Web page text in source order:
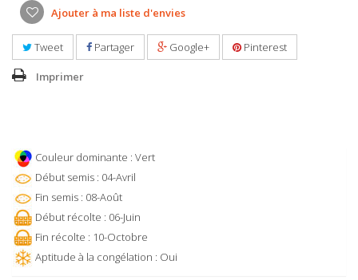
Ajouter à ma liste d'envies
Tweet Partager Google+ Pinterest
Imprimer
Couleur dominante : Vert
Début semis : 04-Avril
Fin semis : 08-Août
Début récolte : 06-Juin
Fin récolte : 10-Octobre
Aptitude à la congélation : Oui